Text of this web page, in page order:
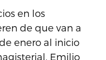
en los
de que van a
enero al inicio
Emilio